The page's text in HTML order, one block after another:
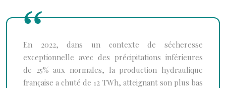
En 2022, dans un contexte de sécheresse
exceptionnelle avec des précipitations inférieures
de 25% aux normales, la production hydraulique
française a chuté de 12 TWh, atteignant son plus bas